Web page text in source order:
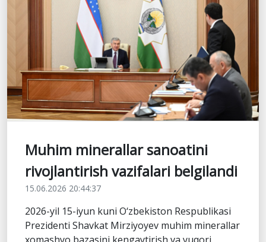
Muhim minerallar sanoatini
rivojlantirish vazifalari belgilandi
15.06.2026 20:44:37
2026-yil 15-iyun kuni O‘zbekiston Respublikasi
Prezidenti Shavkat Mirziyoyev muhim minerallar